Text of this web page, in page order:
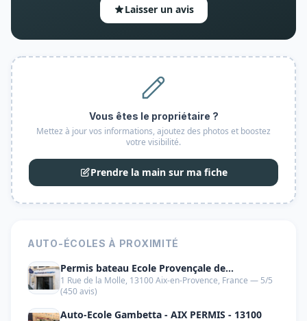
Laisser un avis
Vous êtes le propriétaire ?
Mettez à jour vos informations, ajoutez des photos et boostez
votre visibilité.
Prendre la main sur ma fiche
AUTO-ÉCOLES À PROXIMITÉ
Permis bateau Ecole Provençale de
Navigation"" - 13100
1 Rue de la Molle, 13100 Aix-en-Provence, France — 5/5
(450 avis)
Auto-Ecole Gambetta - AIX PERMIS - 13100